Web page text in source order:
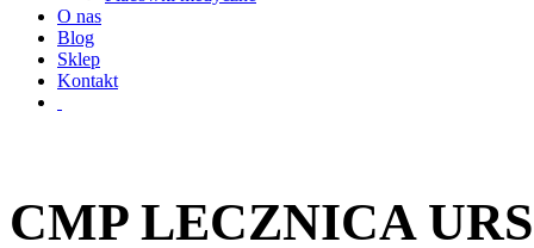
O nas
Blog
Sklep
Kontakt
CMP LECZNICA